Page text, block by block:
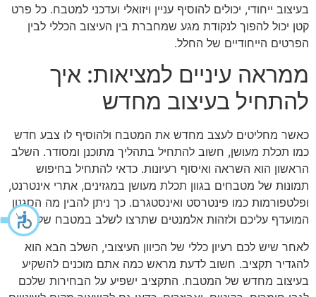
בעיצוב ייחודי, יכולים להוסיף עניין ויזואלי ועדכני למטבח. כל פרט
קטן יכול להפוך לנקודת מגע שמחברת בין העיצוב הכללי לבין
הפרטים הייחודיים של החלל.
ממראה עיניים למציאות: איך
להתחיל בעיצוב מחדש
כאשר מחליטים לעצב מחדש את המטבח ולהוסיף לו צבע חדש
כמו תכלת מעושן, חשוב להתחיל בתהליך מתוכנן ומסודר. השלב
הראשון הוא השראה ואיסוף רעיונות. כדאי להתחיל בחיפוש
תמונות של מטבחים בגוון תכלת מעושן במגזינים, אתרי אינטרנט,
ופלטפורמות כמו פינטרסט ואינסטגרם. כך ניתן להבין מה הסגנון
המועדף עליכם ולזהות אלמנטים שתרצו לשלב במטבח שלכם.
לאחר שיש לכם רעיון כללי של הכיוון העיצובי, השלב הבא הוא
להגדיר תקציב. חשוב לדעת מראש כמה אתם מוכנים להשקיע
בעיצוב מחדש של המטבח. התקציב ישפיע על הבחירות שלכם